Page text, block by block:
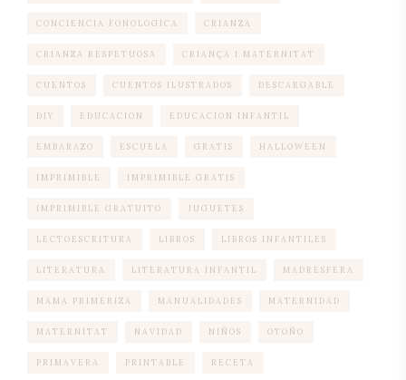
CONCIENCIA FONOLOGICA CRIANZA
CRIANZA RESPETUOSA CRIANÇA I MATERNITAT
CUENTOS CUENTOS ILUSTRADOS DESCARGABLE
DIY EDUCACION EDUCACION INFANTIL
EMBARAZO ESCUELA GRATIS HALLOWEEN
IMPRIMIBLE IMPRIMIBLE GRATIS
IMPRIMIBLE GRATUITO JUGUETES
LECTOESCRITURA LIBROS LIBROS INFANTILES
LITERATURA LITERATURA INFANTIL MADRESFERA
MAMA PRIMERIZA MANUALIDADES MATERNIDAD
MATERNITAT NAVIDAD NIÑOS OTOÑO
PRIMAVERA PRINTABLE RECETA